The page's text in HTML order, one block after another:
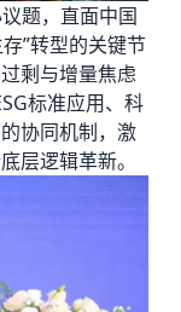
题，直面中国
”转型的关键节
剩与增量焦虑
标准应用、科
协同机制，激
层逻辑革新。